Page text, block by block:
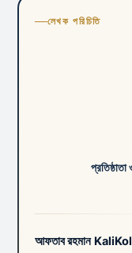
লেখক পরিচিতি
আফতাব রহমান